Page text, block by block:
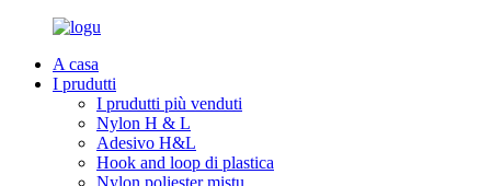
A casa
I prudutti
I prudutti più venduti
Nylon H & L
Adesivo H&L
Hook and loop di plastica
Nylon poliester mistu